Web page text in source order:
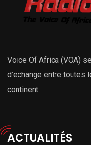
Voice Of Africa (VOA)
d’échange entre toutes
continent.
ACTUALITÉS